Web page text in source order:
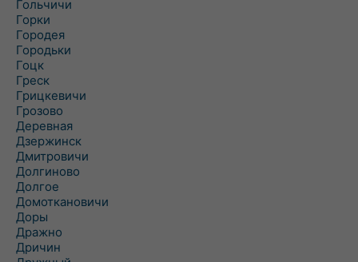
Гольчичи
Горки
Городея
Городьки
Гоцк
Греск
Грицкевичи
Грозово
Деревная
Дзержинск
Дмитровичи
Долгиново
Долгое
Домоткановичи
Доры
Дражно
Дричин